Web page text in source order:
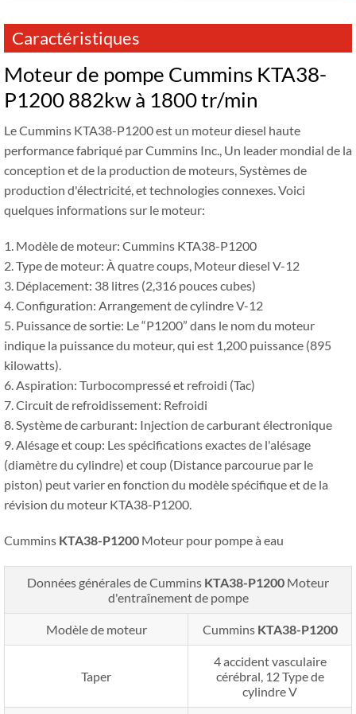
Caractéristiques
Moteur de pompe Cummins KTA38-
P1200 882kw à 1800 tr/min
Le Cummins KTA38-P1200 est un moteur diesel haute
performance fabriqué par Cummins Inc., Un leader mondial de la
conception et de la production de moteurs, Systèmes de
production d'électricité, et technologies connexes. Voici
quelques informations sur le moteur:
1. Modèle de moteur: Cummins KTA38-P1200
2. Type de moteur: À quatre coups, Moteur diesel V-12
3. Déplacement: 38 litres (2,316 pouces cubes)
4. Configuration: Arrangement de cylindre V-12
5. Puissance de sortie: Le “P1200” dans le nom du moteur
indique la puissance du moteur, qui est 1,200 puissance (895
kilowatts).
6. Aspiration: Turbocompressé et refroidi (Tac)
7. Circuit de refroidissement: Refroidi
8. Système de carburant: Injection de carburant électronique
9. Alésage et coup: Les spécifications exactes de l'alésage
(diamètre du cylindre) et coup (Distance parcourue par le
piston) peut varier en fonction du modèle spécifique et de la
révision du moteur KTA38-P1200.
Cummins KTA38-P1200 Moteur pour pompe à eau
Données générales de Cummins KTA38-P1200 Moteur
d'entraînement de pompe
Modèle de moteur Cummins KTA38-P1200
Taper
4 accident vasculaire
cérébral, 12 Type de
cylindre V